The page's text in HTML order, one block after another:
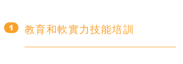
1 教育和軟實力技能培訓